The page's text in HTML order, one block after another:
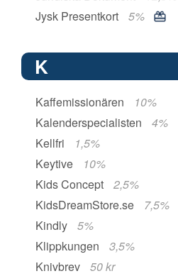
Jysk Presentkort
5%
K
Kaffemissionären
10%
Kalenderspecialisten
4%
Kellfri
1,5%
Keytive
10%
Kids Concept
2,5%
KidsDreamStore.se
7,5%
Kindly
5%
Klippkungen
3,5%
Knivbrev
50 kr